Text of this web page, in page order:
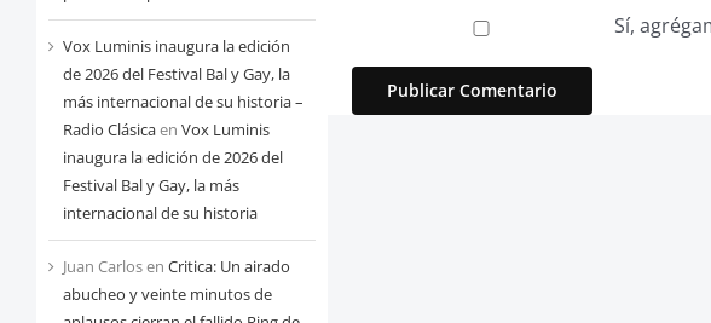
Vox Luminis inaugura la edición
de 2026 del Festival Bal y Gay, la
más internacional de su historia –
Radio Clásicaen Vox Luminis
inaugura la edición de 2026 del
Festival Bal y Gay, la más
internacional de su historia
Juan Carlosen Critica: Un airado
abucheo y veinte minutos de
Sí,